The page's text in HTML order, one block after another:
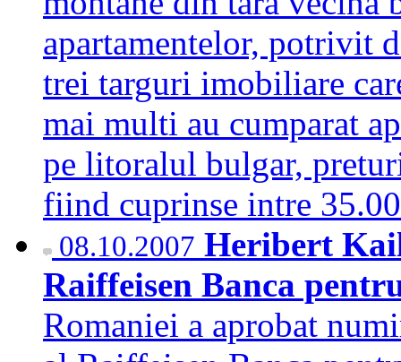
apartamentelor, potrivit
trei targuri imobiliare
mai multi au cumparat
pe litoralul bulgar,
fiind cuprinse intre
08.10.2007 Heribert
Raiffeisen Banca
Romaniei a aprobat